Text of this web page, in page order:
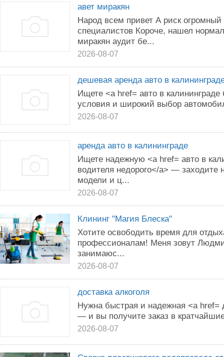
авет миракян
Народ всем привет А риск огромный
специалистов Короче, нашел
миракян аудит бе...
2026-08-07
дешевая аренда авто в
Ищете <a href= авто в
условия и широкий выбор
2026-08-07
аренда авто в калининграде
Ищете надежную <a href= авто в
водителя недорого</a> — заходите
модели и ц...
2026-08-07
Клининг "Магия Блеска"
Хотите освободить время для
профессионалам! Меня зовут
занимаюс...
2026-08-07
доставка алкоголя
Нужна быстрая и надежная <a href=
— и вы получите заказ в
2026-08-07